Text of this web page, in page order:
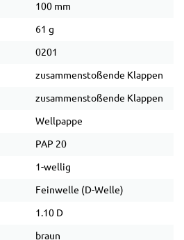
100 mm
61 g
0201
zusammenstoßende Klappen
zusammenstoßende Klappen
Wellpappe
PAP 20
1-wellig
Feinwelle (D-Welle)
1.10 D
braun